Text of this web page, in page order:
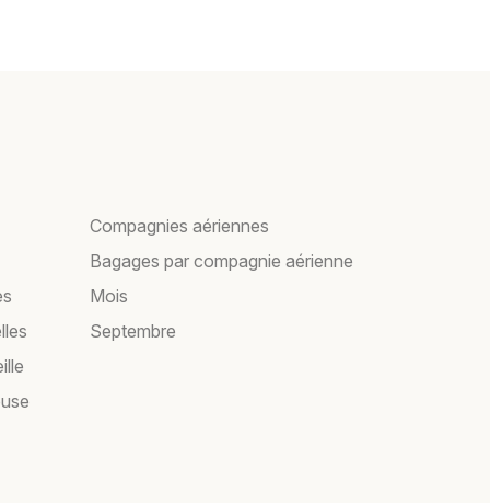
Compagnies aériennes
Bagages par compagnie aérienne
Mois
Septembre